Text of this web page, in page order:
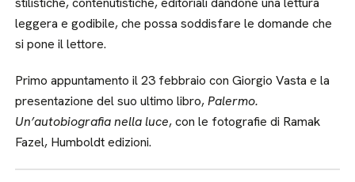
leggera e godibile, che possa soddisfare le domande che
si pone il lettore.
Primo appuntamento il 23 febbraio con Giorgio Vasta e la
presentazione del suo ultimo libro,Palermo.
Un’autobiografia nella luce, con le fotografie di Ramak
Fazel, Humboldt edizioni.